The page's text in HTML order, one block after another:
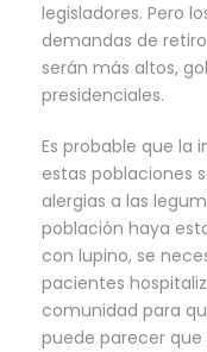
legisladores. Pero
demandas de
serán más altos,
presidenciales.
Es probable que la
estas poblaciones
alergias a las
población haya
con lupino, se
pacientes
comunidad para
puede parecer que